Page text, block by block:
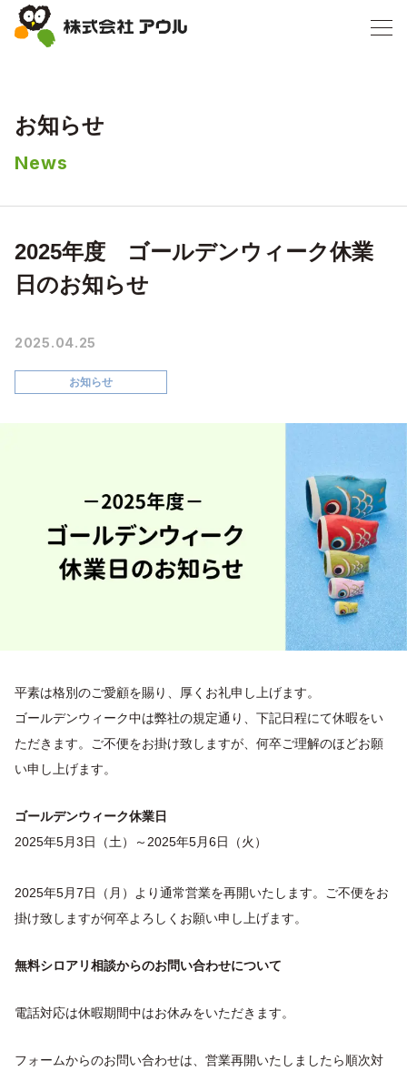
お知らせ
News
2025年度 ゴールデンウィーク休業
日のお知らせ
2025.04.25
お知らせ
平素は格別のご愛顧を賜り、厚くお礼申し上げます。
ゴールデンウィーク中は弊社の規定通り、下記日程にて休暇をい
ただきます。ご不便をお掛け致しますが、何卒ご理解のほどお願
い申し上げます。
ゴールデンウィーク休業日
2025年5月3日（土）～2025年5月6日（火）
2025年5月7日（月）より通常営業を再開いたします。ご不便をお
掛け致しますが何卒よろしくお願い申し上げます。
無料シロアリ相談からのお問い合わせについて
電話対応は休暇期間中はお休みをいただきます。
フォームからのお問い合わせは、営業再開いたしましたら順次対